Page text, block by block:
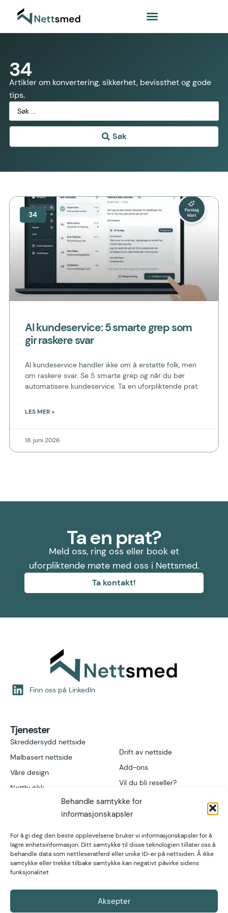
Behandle samtykke for
informasjonskapsler
For å gi deg den beste opplevelsene bruker vi informasjonskapsler for å
lagre enhetsinformasjon. Ditt samtykke til disse teknologien tillater oss å
behandle data som nettleseratferd eller unike ID-er på nettsiden. Å ikke
samtykke eller trekke tilbake samtykke kan negativt påvirke sidens
funksjonalitet
Aksepter
34
Artikler om konvertering, sikkerhet, bevissthet og gode
tips.
Søk
34
AI kundeservice: 5 smarte grep som
gir raskere svar
AI kundeservice handler ikke om å erstatte folk, men
om raskere svar. Se 5 smarte grep og når du bør
automatisere kundeservice. Ta en uforpliktende prat.
LES MER »
18. juni 2026
Ta en prat?
Meld oss, ring oss eller book et
uforpliktende møte med oss i Nettsmed.
Ta kontakt!
Finn oss på LinkedIn
Tjenester
Skreddersydd nettside
Malbasert nettside
Våre design
Nettbutikk
Drift av nettside
Add-ons
Vil du bli reseller?
Referanser
Artikler
Fagartikler
Hjelpeartikler
Kontakt
Høgvollvegen 51A,
2312 Ottestad
post@nettsmed.no
Tlf. 466 92 611